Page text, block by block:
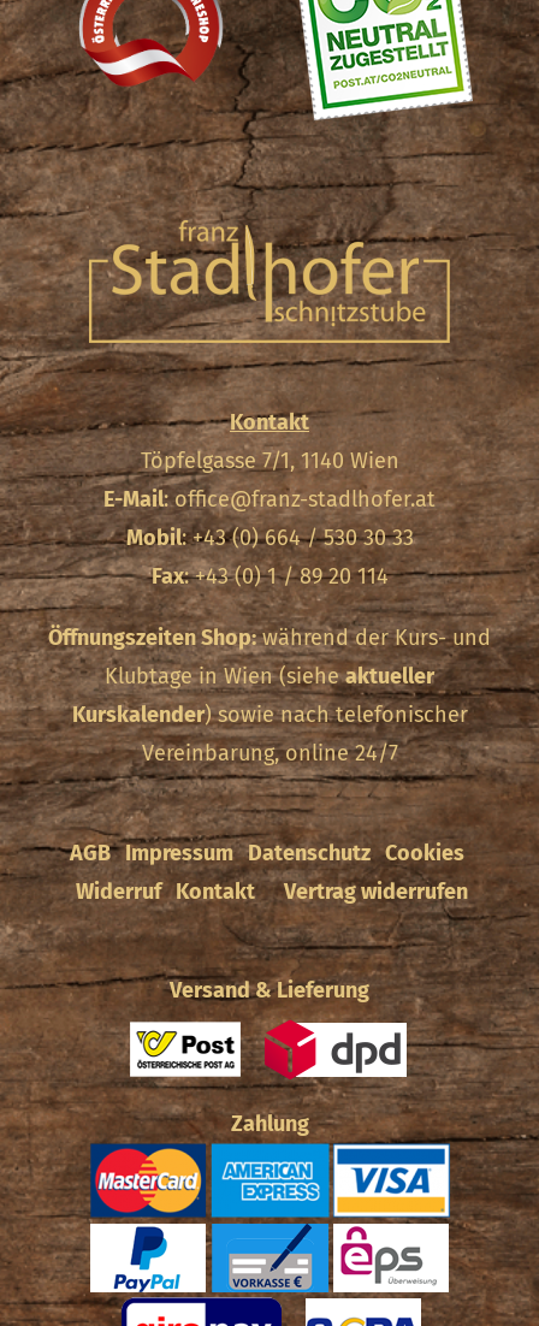
Kontakt
Töpfelgasse 7/1, 1140 Wien
E-Mail:office@franz-stadlhofer.at
Mobil: +43 (0) 664 / 530 30 33
Fax: +43 (0) 1 / 89 20 114
Öffnungszeiten Shop:während der Kurs- und
Klubtage in Wien (sieheaktueller
Kurskalender) sowie nach telefonischer
Vereinbarung, online 24/7
AGB Impressum Datenschutz Cookies
Widerruf Kontakt Vertrag widerrufen
Versand & Lieferung
Zahlung